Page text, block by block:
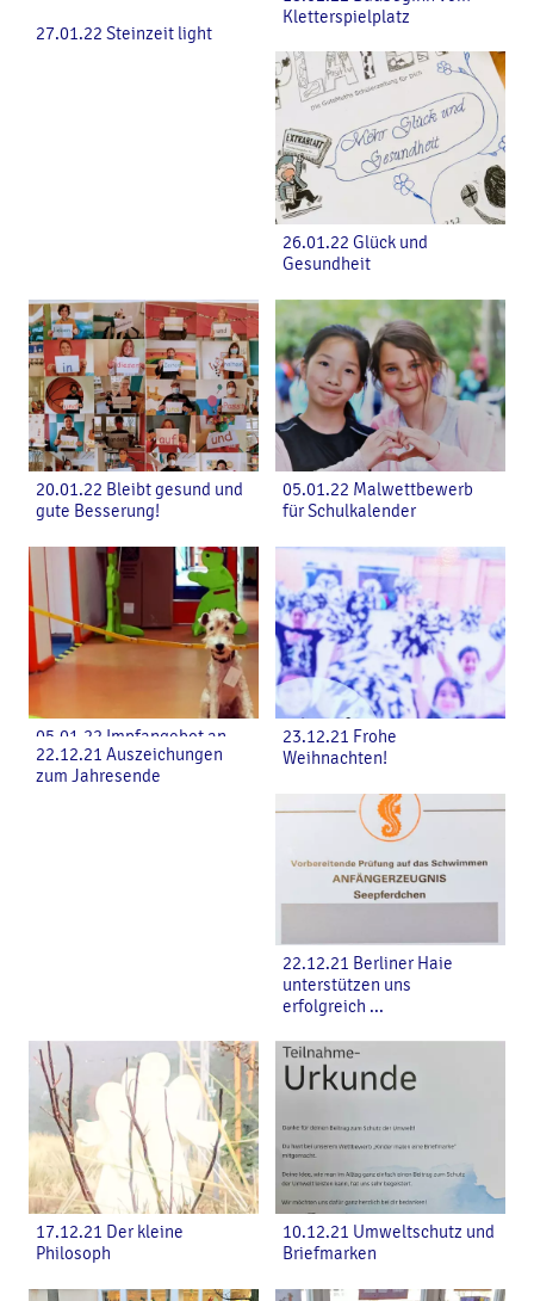
Kletterspielplatz
27.01.22 Steinzeit light
26.01.22 Glück und
Gesundheit
20.01.22 Bleibt gesund und
gute Besserung!
05.01.22 Malwettbewerb
für Schulkalender
05.01.22 Impfangebot an
Schulen
23.12.21 Frohe
Weihnachten!
22.12.21 Auszeichungen
zum Jahresende
22.12.21 Berliner Haie
unterstützen uns
erfolgreich ...
17.12.21 Der kleine
Philosoph
10.12.21 Umweltschutz und
Briefmarken